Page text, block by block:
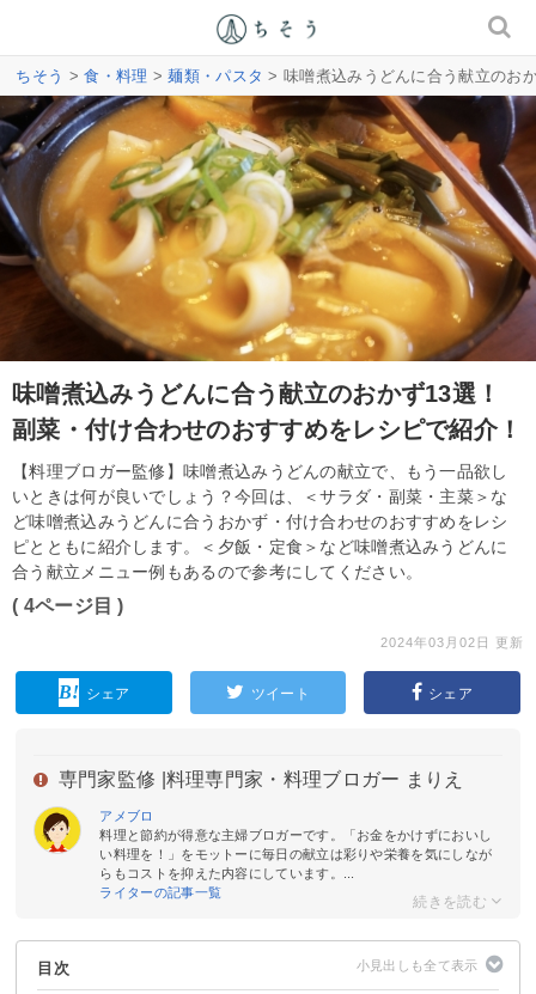
ちそう >食・料理 >麺類・パスタ > 味噌煮込みうどんに合う献立のお
味噌煮込みうどんに合う献立のおかず13選！
副菜・付け合わせのおすすめをレシピで紹介！
【料理ブロガー監修】味噌煮込みうどんの献立で、もう一品欲し
いときは何が良いでしょう？今回は、＜サラダ・副菜・主菜＞な
ど味噌煮込みうどんに合うおかず・付け合わせのおすすめをレシ
ピとともに紹介します。＜夕飯・定食＞など味噌煮込みうどんに
合う献立メニュー例もあるので参考にしてください。
( 4ページ目 )
2024年03月02日 更新
シェア ツイート シェア
専門家監修 | 料理専門家・料理ブロガー まりえ
アメブロ
料理と節約が得意な主婦ブロガーです。「お金をかけずにおいし
い料理を！」をモットーに毎日の献立は彩りや栄養を気にしなが
らもコストを抑えた内容にしています。...
ライターの記事一覧
目次